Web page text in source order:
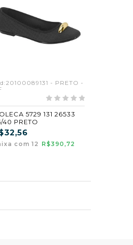
- PRETO -
5729 131 26533
40 PRETO
com 12 R$390,72